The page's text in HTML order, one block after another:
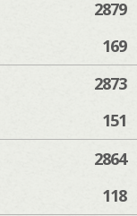
2879
169
2873
151
2864
118